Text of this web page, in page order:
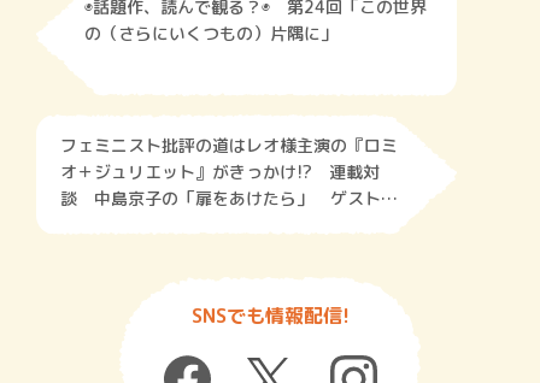
◉話題作、読んで観る？◉ 第24回「この世界
の（さらにいくつもの）片隅に」
フェミニスト批評の道はレオ様主演の『ロミ
オ＋ジュリエット』がきっかけ!? 連載対
談 中島京子の「扉をあけたら」 ゲスト：
SNSでも情報配信!